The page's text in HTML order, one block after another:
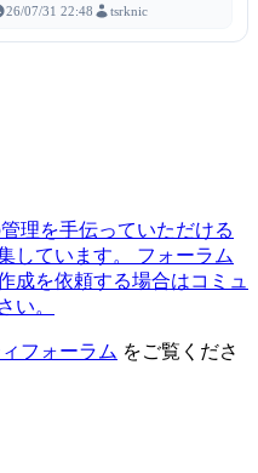
26/07/31 22:48 tsrknic
理を手伝っていただける
しています。
フォーラム
成を依頼する場合はコミュ
い。
フォーラム をご覧くださ